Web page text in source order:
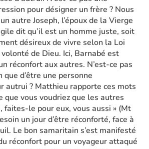
pour désigner un frère ? Nous
autre Joseph, l’époux de la Vierge
dit qu’il est un homme juste, soit
désireux de vivre selon la Loi
de Dieu. Ici, Barnabé est
réconfort aux autres. N’est-ce pas
d’être une personne
autrui ? Matthieu rapporte ces mots
que vous voudriez que les autres
faites-le pour eux, vous aussi » (Mt
un jour d’être réconforté, face à
Le bon samaritain s’est manifesté
réconfort pour un voyageur attaqué